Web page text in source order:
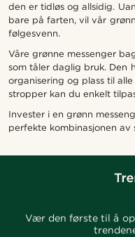
den er tidløs og allsidig.
bare på farten, vil vår
følgesvenn.
Våre grønne messenger
som tåler daglig bruk. Den
organisering og plass til
stropper kan du enkelt
Invester i en grønn
perfekte kombinasjonen av
Vær den første til å